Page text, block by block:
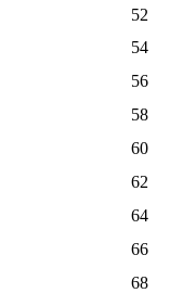
52
54
56
58
60
62
64
66
68